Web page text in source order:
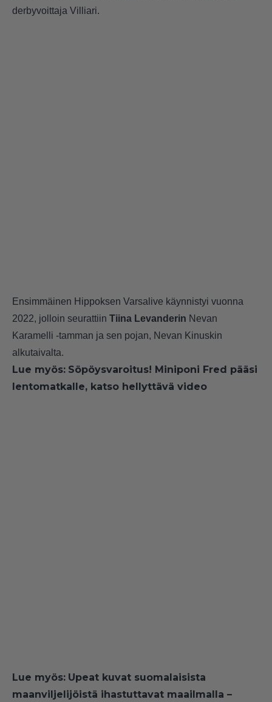
derbyvoittaja Villiari.
Ensimmäinen Hippoksen Varsalive käynnistyi vuonna
2022, jolloin seurattiin Tiina Levanderin Nevan
Karamelli -tamman ja sen pojan, Nevan Kinuskin
alkutaivalta.
Lue myös: Söpöysvaroitus! Miniponi Fred pääsi
lentomatkalle, katso hellyttävä video
Lue myös: Upeat kuvat suomalaisista
maanviljelijöistä ihastuttavat maailmalla –